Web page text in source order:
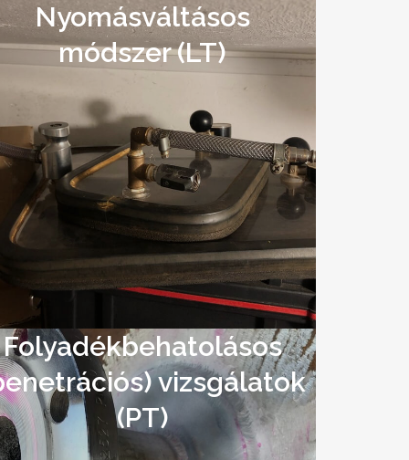
Nyomásváltásos
módszer (LT)
Folyadékbehatolásos
vizsgálatok
(PT)